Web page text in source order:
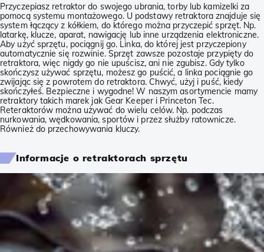
Przyczepiasz retraktor do swojego ubrania, torby lub kamizelki za
pomocą systemu montażowego. U podstawy retraktora znajduje się
system łączący z kółkiem, do którego można przyczepić sprzęt. Np.
latarkę, klucze, aparat, nawigację lub inne urządzenia elektroniczne.
Aby użyć sprzętu, pociągnij go. Linka, do której jest przyczepiony
automatycznie się rozwinie. Sprzęt zawsze pozostaje przypięty do
retraktora, więc nigdy go nie upuścisz, ani nie zgubisz. Gdy tylko
skończysz używać sprzętu, możesz go puścić, a linka pociągnie go
zwijając się z powrotem do retraktora. Chwyć, użyj i puść, kiedy
skończyłeś. Bezpieczne i wygodne! W naszym asortymencie mamy
retraktory takich marek jak Gear Keeper i Princeton Tec.
Reteraktorów można używać do wielu celów. Np. podczas
nurkowania, wędkowania, sportów i przez służby ratownicze.
Również do przechowywania kluczy.
Informacje o retraktorach sprzętu